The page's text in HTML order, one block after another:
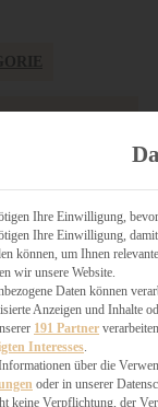
KÄSEKUCHEN
Ihre Einwilligung,
Ihre Einwilligung,
können, um Ihnen
wir unsere Website.
Daten können
Anzeigen und Inhalte
191 Partner
Interesses.
über die
oder in unserer
keine Verpflichtung, der